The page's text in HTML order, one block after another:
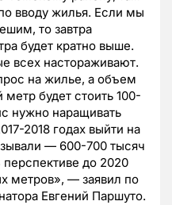
вводу жилья. Если мы
то завтра
будет кратно выше.
всех настораживают.
на жилье, а объем
будет стоить 100-
нужно наращивать
2018 годах выйти на
— 600-700 тысяч
перспективе до 2020
метров», — заявил по
Евгений Паршуто.